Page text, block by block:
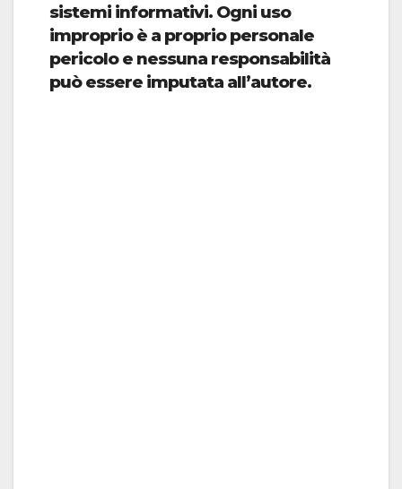
sistemi informativi. Ogni uso
improprio è a proprio personale
pericolo e nessuna responsabilità
può essere imputata all’autore.